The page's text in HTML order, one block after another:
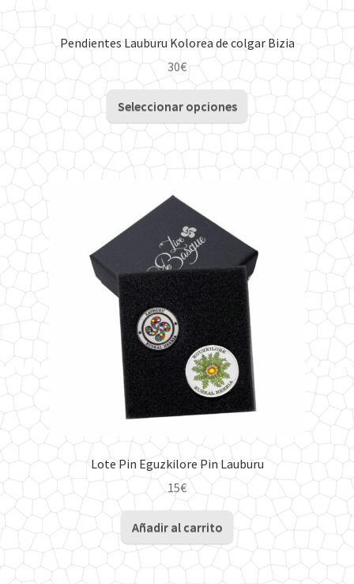
Pendientes Lauburu Kolorea de colgar Bizia
30€
Seleccionar opciones
Este
producto
tiene
múltiples
pueden
elegir
en
la
página
de
producto
Lote Pin Eguzkilore Pin Lauburu
15€
Añadir al carrito